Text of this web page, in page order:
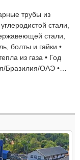
трубы из
стали,
стали,
болты и гайки •
из газа • Год
Бразилия/ОАЭ •